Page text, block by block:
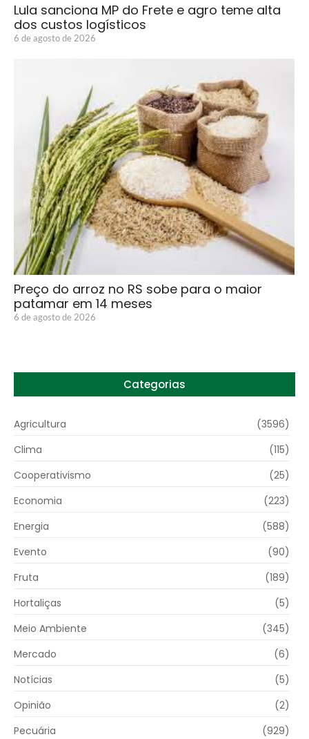
Lula sanciona MP do Frete e agro teme alta
dos custos logísticos
6 de agosto de 2026
Preço do arroz no RS sobe para o maior
patamar em 14 meses
6 de agosto de 2026
Categorias
Agricultura
(3596)
Clima
(115)
Cooperativismo
(25)
Economia
(223)
Energia
(588)
Evento
(90)
Fruta
(189)
Hortaliças
(5)
Meio Ambiente
(345)
Mercado
(6)
Notícias
(5)
Opinião
(2)
Pecuária
(929)